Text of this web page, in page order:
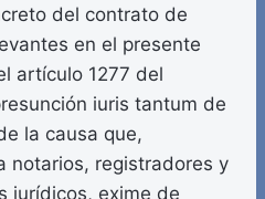
del contrato de
en el presente
artículo 1277 del
iuris tantum de
la causa que,
notarios, registradores y
jurídicos, exime de